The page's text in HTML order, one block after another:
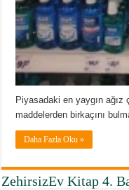
Piyasadaki en yaygın ağız
maddelerden birkaçını
Daha Fazla Oku »
ZehirsizEv Kitap 4.